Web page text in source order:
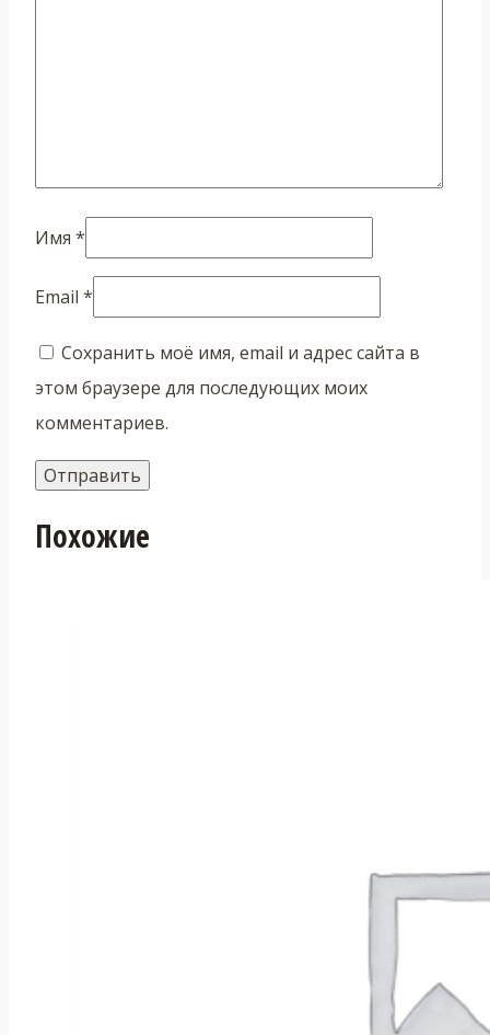
Имя *
Email *
Сохранить моё имя, email и адрес сайта в
этом браузере для последующих моих
комментариев.
Похожие